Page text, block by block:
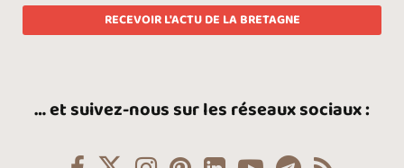
… et suivez-nous sur les réseaux sociaux :